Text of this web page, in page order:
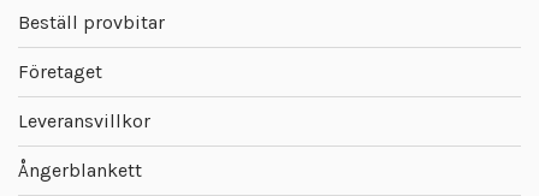
Beställ provbitar
Företaget
Leveransvillkor
Ångerblankett